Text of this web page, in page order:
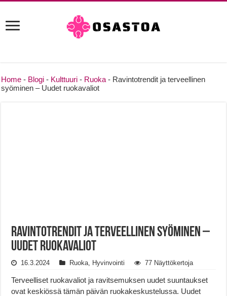
Home - Blogi - Kulttuuri - Ruoka - Ravintotrendit ja terveellinen
syöminen – Uudet ruokavaliot
Ravintotrendit ja terveellinen syöminen –
Uudet ruokavaliot
16.3.2024 Ruoka Hyvinvointi 77 Näyttökertoja
Terveelliset ruokavaliot ja ravitsemuksen uudet suuntaukset
ovat keskiössä tämän päivän ruokakeskustelussa. Uudet